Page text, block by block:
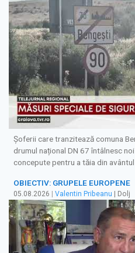
Șoferii care tranzitează comuna
drumul național DN 67 întâlnesc
concepute pentru a tăia din
OBIECTIV: GRUPELE EUROPENE
05.08.2026 Valentin Pribeanu | Dolj